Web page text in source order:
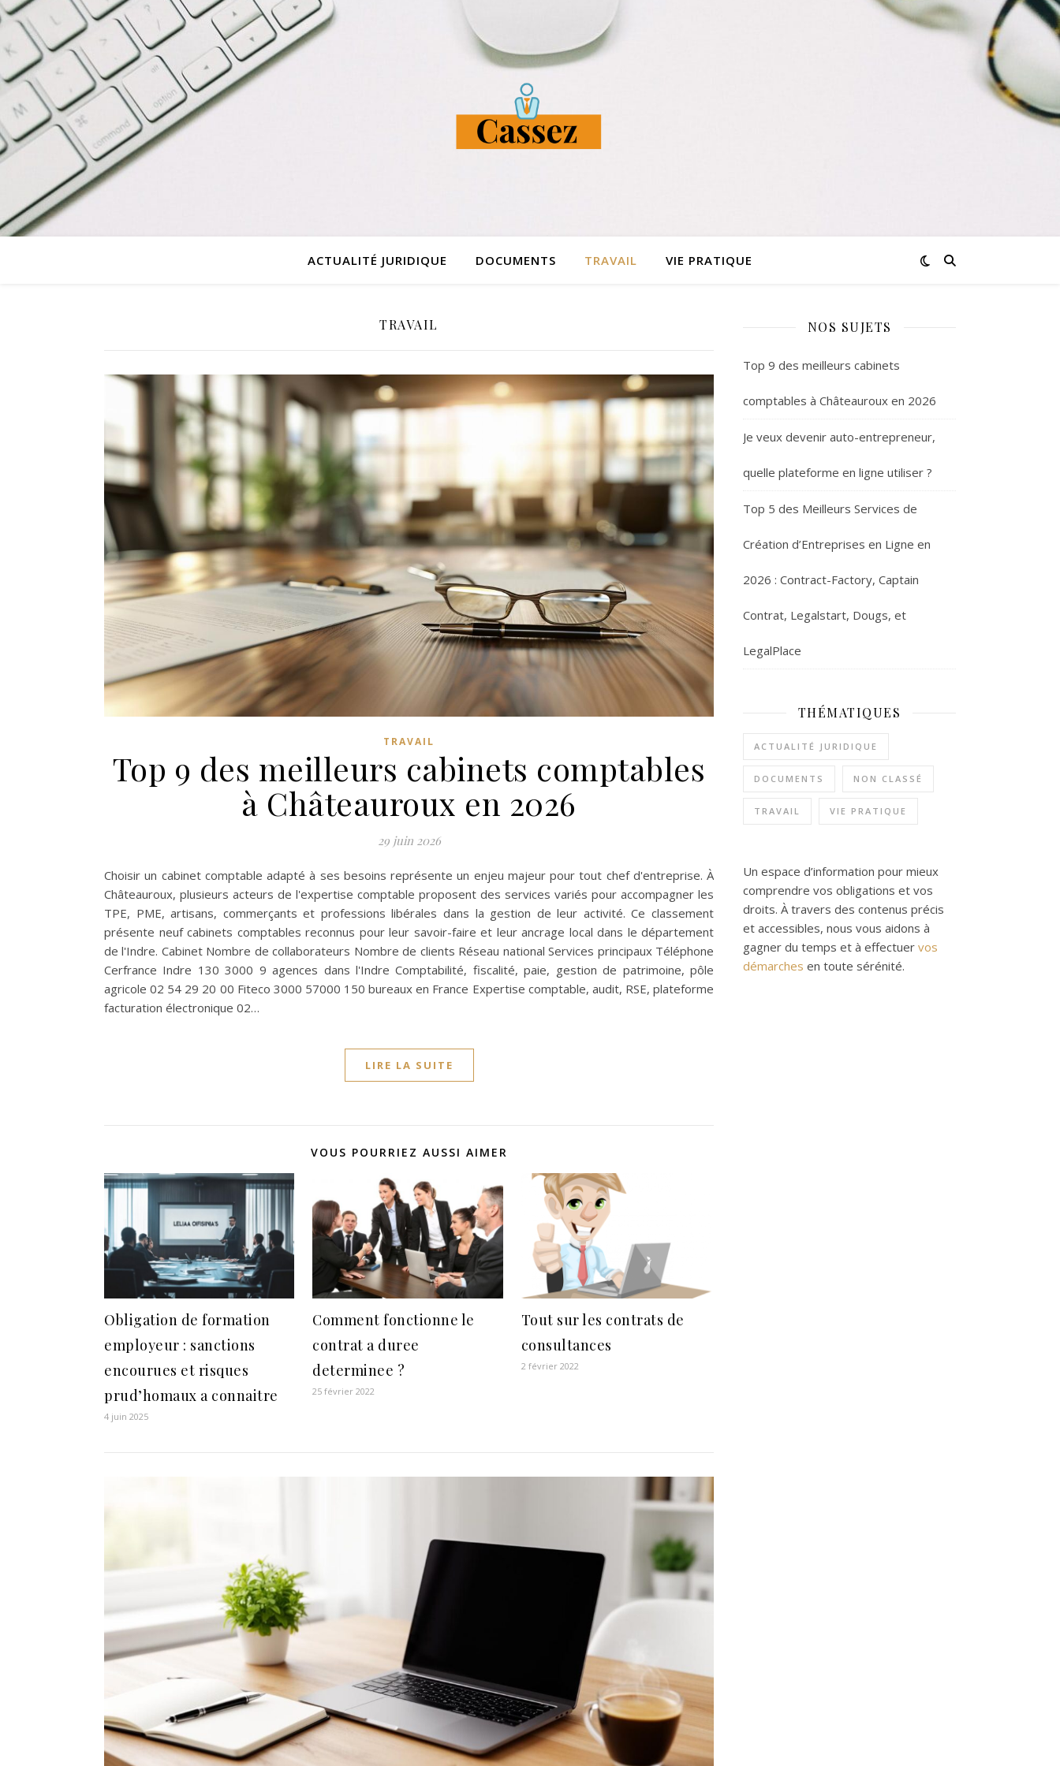
ACTUALITÉ JURIDIQUE DOCUMENTS TRAVAIL VIE PRATIQUE
TRAVAIL
TRAVAIL
Top 9 des meilleurs cabinets comptables
à Châteauroux en 2026
29 juin 2026
Choisir un cabinet comptable adapté à ses besoins représente un enjeu majeur pour tout chef d'entreprise. À
Châteauroux, plusieurs acteurs de l'expertise comptable proposent des services variés pour accompagner les
TPE, PME, artisans, commerçants et professions libérales dans la gestion de leur activité. Ce classement
présente neuf cabinets comptables reconnus pour leur savoir-faire et leur ancrage local dans le département
de l'Indre. Cabinet Nombre de collaborateurs Nombre de clients Réseau national Services principaux Téléphone
Cerfrance Indre 130 3000 9 agences dans l'Indre Comptabilité, fiscalité, paie, gestion de patrimoine, pôle
agricole 02 54 29 20 00 Fiteco 3000 57000 150 bureaux en France Expertise comptable, audit, RSE, plateforme
facturation électronique 02…
LIRE LA SUITE
VOUS POURRIEZ AUSSI AIMER
Obligation de formation
employeur : sanctions
encourues et risques
prud’homaux a connaitre
4 juin 2025
Comment fonctionne le
contrat a duree
determinee ?
25 février 2022
Tout sur les contrats de
consultances
2 février 2022
NOS SUJETS
Top 9 des meilleurs cabinets
comptables à Châteauroux en 2026
Je veux devenir auto-entrepreneur,
quelle plateforme en ligne utiliser ?
Top 5 des Meilleurs Services de
Création d’Entreprises en Ligne en
2026 : Contract-Factory, Captain
Contrat, Legalstart, Dougs, et
LegalPlace
THÉMATIQUES
ACTUALITÉ JURIDIQUE
DOCUMENTS NON CLASSÉ
TRAVAIL VIE PRATIQUE
Un espace d’information pour mieux
comprendre vos obligations et vos
droits. À travers des contenus précis
et accessibles, nous vous aidons à
gagner du temps et à effectuer vos
démarches en toute sérénité.